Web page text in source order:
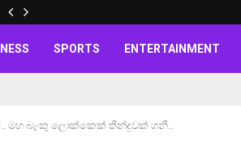
SPORTS ENTERTAINMENT
මහ බැංකු ලොක්කෙක් තීන්දුවක් ගනී..